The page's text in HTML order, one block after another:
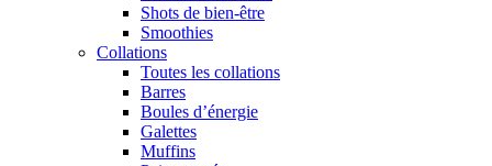
Shots de bien-être
Smoothies
Collations
Toutes les collations
Barres
Boules d’énergie
Galettes
Muffins